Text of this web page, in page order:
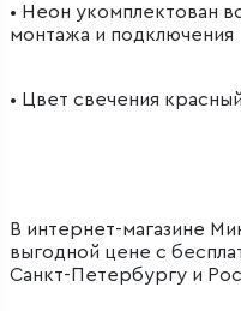
• Неон укомплектован
монтажа и подключения
• Цвет свечения красный
В интернет-магазине
выгодной цене с
Санкт-Петербургу и